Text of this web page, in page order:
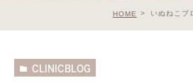
HOME いぬねこブ
CLINICBLOG